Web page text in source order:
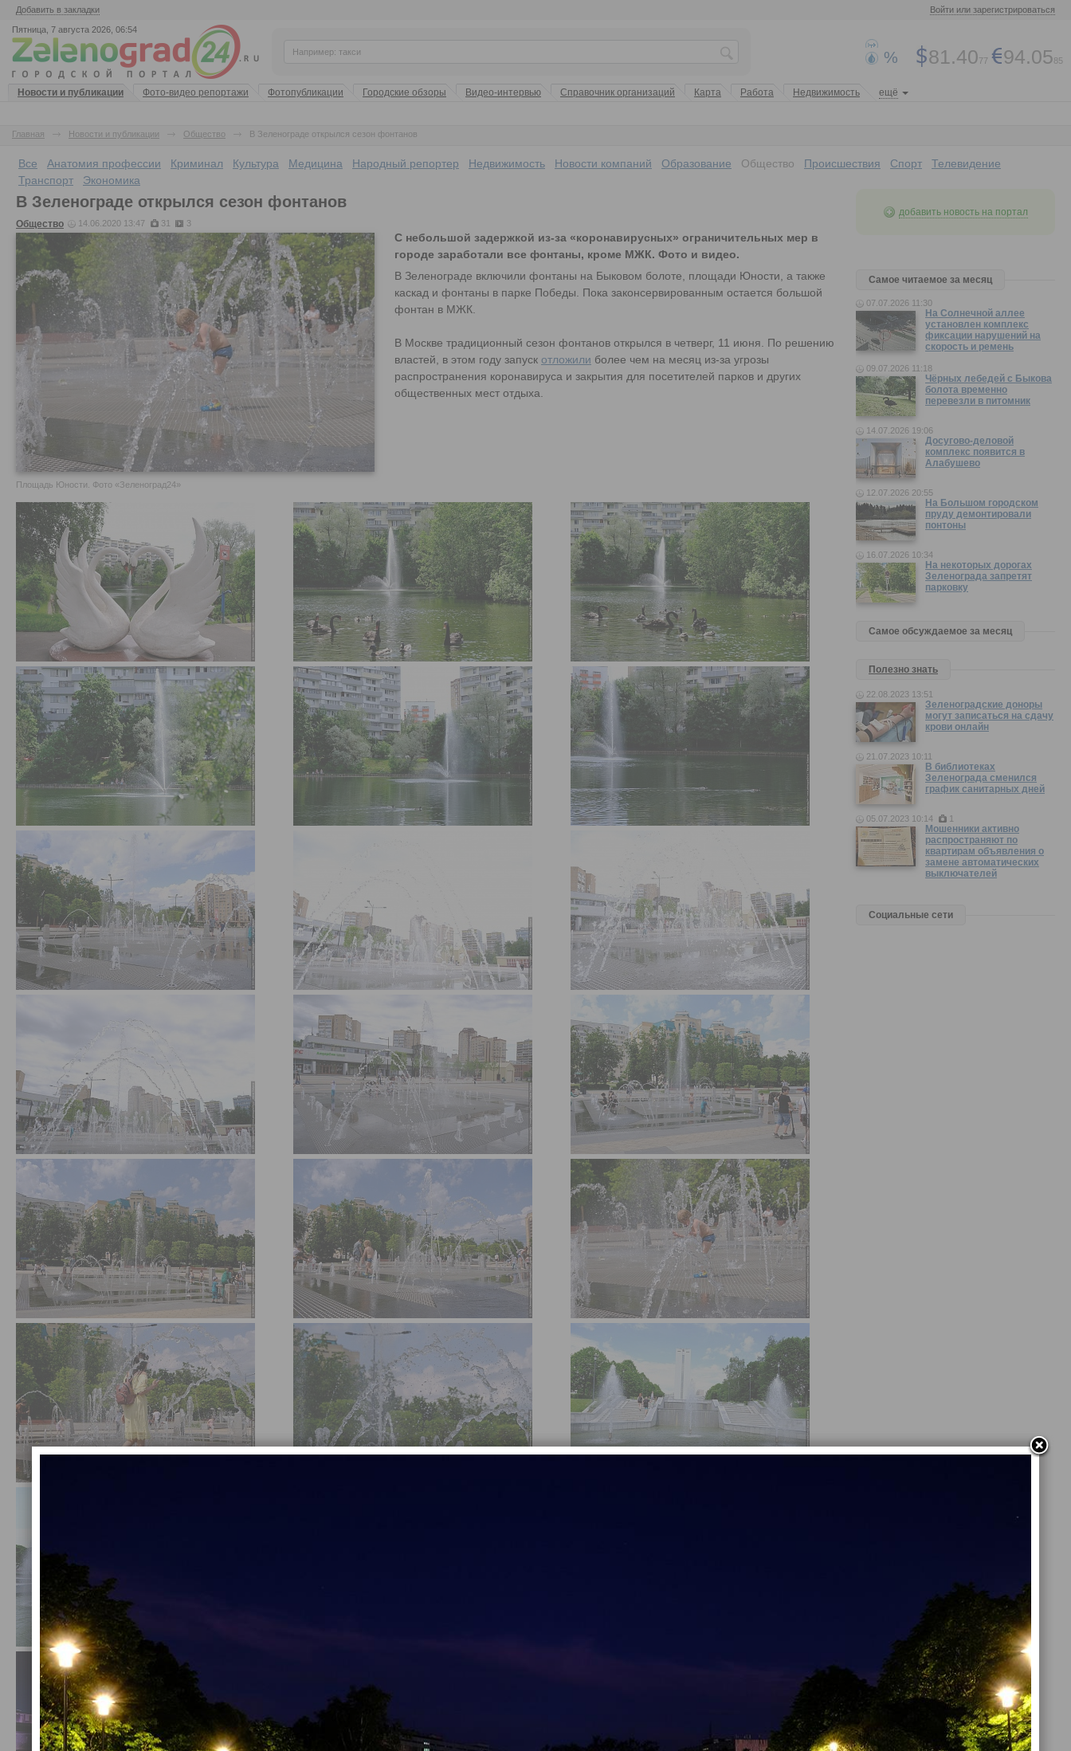
Добавить в закладки Войти или зарегистрироваться
Пятница, 7 августа 2026, 06:54
% 81.4077 94.0585
Новости и публикации Фото-видео репортажи Фотопубликации Городские обзоры Видео-интервью Справочник организаций Карта Работа Недвижимость ещё
Главная Новости и публикации Общество В Зеленограде открылся сезон фонтанов
Все Анатомия профессии Криминал Культура Медицина Народный репортер Недвижимость Новости компаний Образование Общество Происшествия Спорт
Телевидение
Транспорт
Экономика
В Зеленограде открылся сезон фонтанов
Общество 14.06.2020 13:47 31 3
Площадь Юности. Фото «Зеленоград24»
С небольшой задержкой из-за «коронавирусных» ограничительных мер в
городе заработали все фонтаны, кроме МЖК. Фото и видео.
В Зеленограде включили фонтаны на Быковом болоте, площади Юности, а также
каскад и фонтаны в парке Победы. Пока законсервированным остается большой
фонтан в МЖК.
В Москве традиционный сезон фонтанов открылся в четверг, 11 июня. По решению
властей, в этом году запуск отложили более чем на месяц из-за угрозы
распространения коронавируса и закрытия для посетителей парков и других
общественных мест отдыха.
добавить новость на портал
Самое читаемое за месяц
07.07.2026 11:30
На Солнечной аллее
установлен комплекс
фиксации нарушений на
скорость и ремень
09.07.2026 11:18
Чёрных лебедей с Быкова
болота временно
перевезли в питомник
14.07.2026 19:06
Досугово-деловой
комплекс появится в
Алабушево
12.07.2026 20:55
На Большом городском
пруду демонтировали
понтоны
16.07.2026 10:34
На некоторых дорогах
Зеленограда запретят
парковку
Самое обсуждаемое за месяц
Полезно знать
22.08.2023 13:51
Зеленоградские доноры
могут записаться на сдачу
крови онлайн
21.07.2023 10:11
В библиотеках
Зеленограда сменился
график санитарных дней
05.07.2023 10:14 1
Мошенники активно
распространяют по
квартирам объявления о
замене автоматических
выключателей
Социальные сети